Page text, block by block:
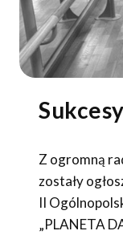
Z ogromną
zostały
II
„PLANETA